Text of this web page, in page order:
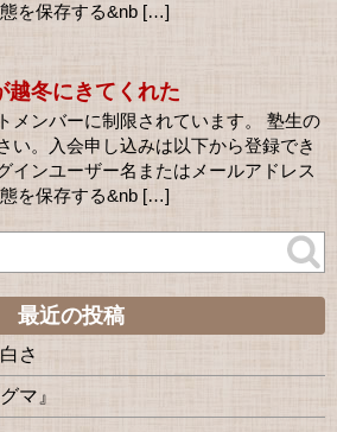
を保存する&nb […]
越冬にきてくれた
メンバーに制限されています。 塾生の
い。入会申し込みは以下から登録でき
インユーザー名またはメールアドレス
を保存する&nb […]
最近の投稿
さ
マ』